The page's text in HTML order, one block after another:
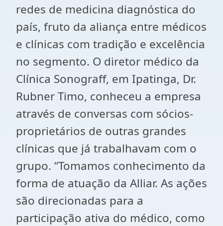
redes de medicina diagnóstica do
país, fruto da aliança entre médicos
e clínicas com tradição e excelência
no segmento. O diretor médico da
Clínica Sonograff, em Ipatinga, Dr.
Rubner Timo, conheceu a empresa
através de conversas com sócios-
proprietários de outras grandes
clínicas que já trabalhavam com o
grupo. “Tomamos conhecimento da
forma de atuação da Alliar. As ações
são direcionadas para a
participação ativa do médico, como